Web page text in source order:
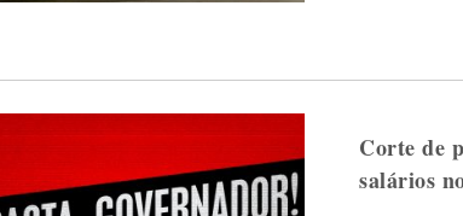
Corte de
salários